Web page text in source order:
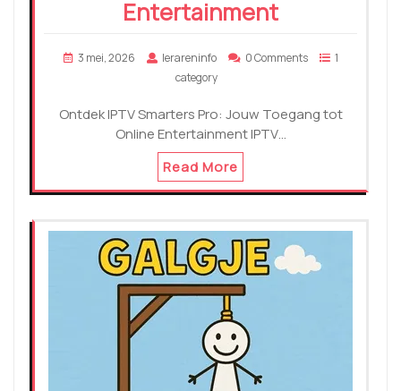
Entertainment
3 mei, 2026 lerareninfo 0 Comments
1
category
Ontdek IPTV Smarters Pro: Jouw Toegang tot
Online Entertainment IPTV…
Read More